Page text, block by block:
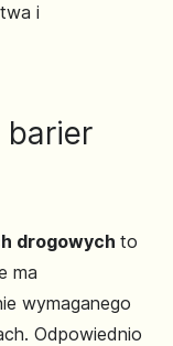
i
barier
drogowych to
ma
wymaganego
Odpowiednio